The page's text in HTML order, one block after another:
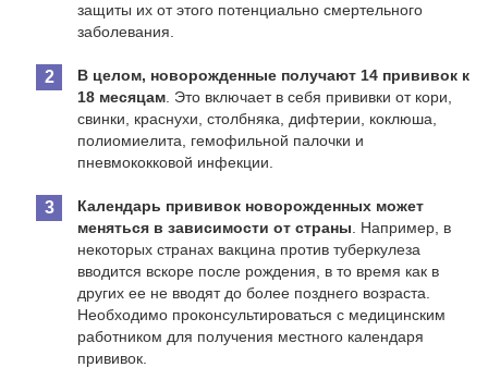
защиты их от этого потенциально смертельного
заболевания.
В целом, новорожденные получают 14 прививок к
18 месяцам. Это включает в себя прививки от кори,
свинки, краснухи, столбняка, дифтерии, коклюша,
полиомиелита, гемофильной палочки и
пневмококковой инфекции.
Календарь прививок новорожденных может
меняться в зависимости от страны. Например, в
некоторых странах вакцина против туберкулеза
вводится вскоре после рождения, в то время как в
других ее не вводят до более позднего возраста.
Необходимо проконсультироваться с медицинским
работником для получения местного календаря
прививок.